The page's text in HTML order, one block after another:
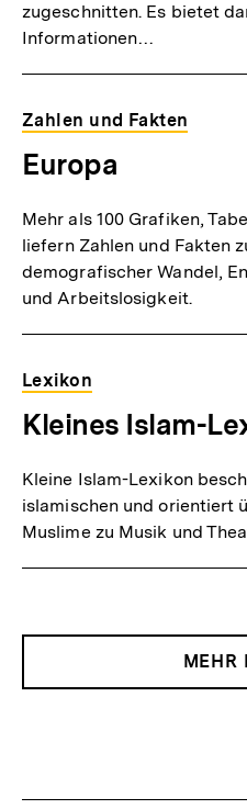
zugeschnitten. Es bietet
Informationen…
Zahlen und Fakten
Europa
Mehr als 100 Grafiken,
liefern Zahlen und Fakten
demografischer Wandel,
und Arbeitslosigkeit.
Lexikon
Kleines Islam-
Kleine Islam-Lexikon
islamischen und orientiert
Muslime zu Musik und
MEHR